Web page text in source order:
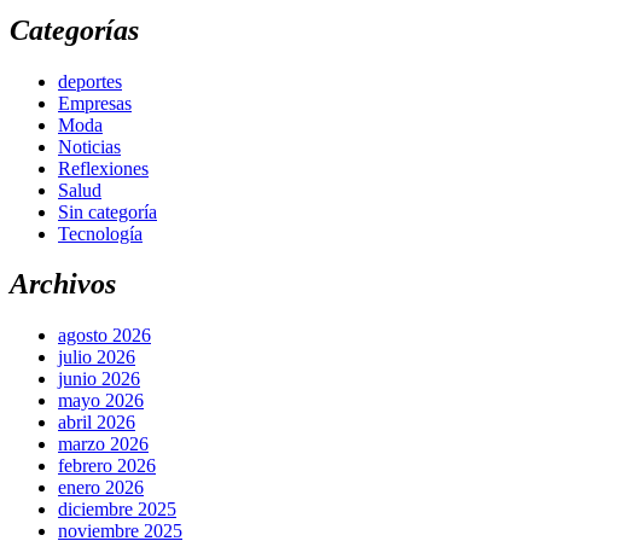
Categorías
deportes
Empresas
Moda
Noticias
Reflexiones
Salud
Sin categoría
Tecnología
Archivos
agosto 2026
julio 2026
junio 2026
mayo 2026
abril 2026
marzo 2026
febrero 2026
enero 2026
diciembre 2025
noviembre 2025